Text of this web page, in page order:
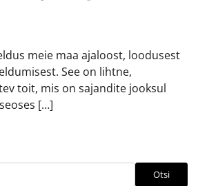
meie maa ajaloost, loodusest
See on lihtne,
toit, mis on sajandite jooksul
[…]
Otsi